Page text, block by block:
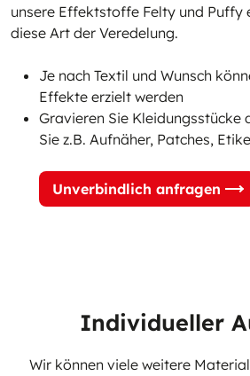
unsere Effektstoffe Felty und Puffy
diese Art der Veredelung.
Je nach Textil und Wunsch
Effekte erzielt werden
Gravieren Sie
Sie z.B. Aufnäher, Patches,
Unverbindlich anfragen
Individueller
Wir können viele weitere